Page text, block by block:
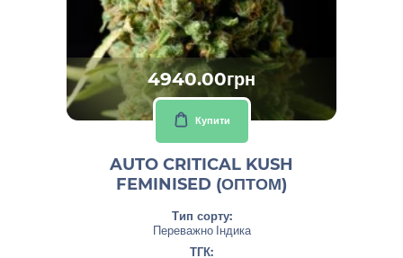
4940.00грн
Купити
AUTO CRITICAL KUSH
FEMINISED (ОПТОМ)
Тип сорту:
Переважно Індика
ТГК: